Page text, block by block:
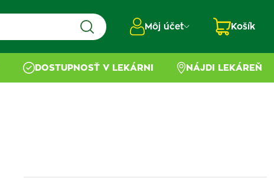
Môj účet Košík
DOSTUPNOSŤ V LEKÁRNI NÁJDI LEKÁREŇ